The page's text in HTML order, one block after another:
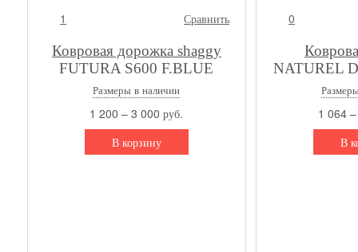
1 Сравнить
Ковровая дорожка shaggy
FUTURA S600 F.BLUE
Размеры в наличии
1 200 – 3 000 руб.
В корзину
0
NATUREL
1 064
В